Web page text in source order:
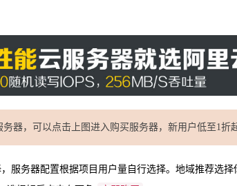
务器，可以点击上图进入购买服务器，新用户低至1折
服务器配置根据项目用户量自行选择。地域推荐选